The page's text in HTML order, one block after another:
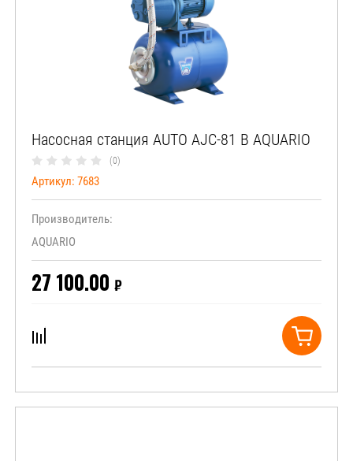
Насосная станция AUTO AJC-81 В AQUARIO
(0)
Артикул: 7683
Производитель:
AQUARIO
27 100.00 ₽